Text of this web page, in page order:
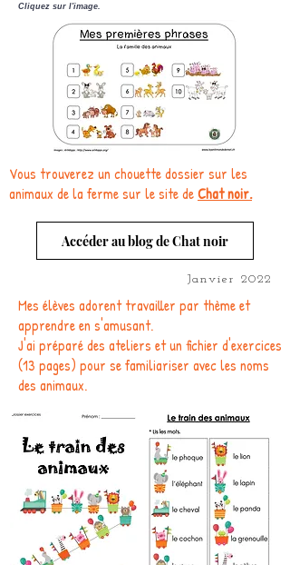
Cliquez sur l'image.
Vous trouverez un chouette dossier sur les
animaux de la ferme sur le site deChat noir.
Accéder au blog de Chat noir
Janvier 2022
Mes élèves adorent travailler par thème et
apprendre en s'amusant.
J'ai préparé des ateliers et un fichier d'exercices
(13 pages) pour se familiariser avec les noms
des animaux.